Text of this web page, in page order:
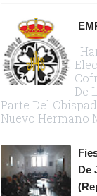
De
Parte Del
Nuevo Hermano
De